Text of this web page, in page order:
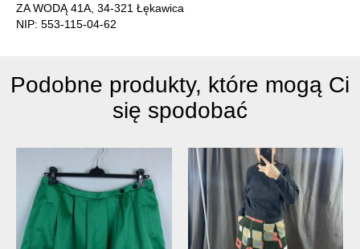
ZA WODĄ 41A, 34-321 Łękawica
NIP: 553-115-04-62
Podobne produkty, które mogą Ci
się spodobać